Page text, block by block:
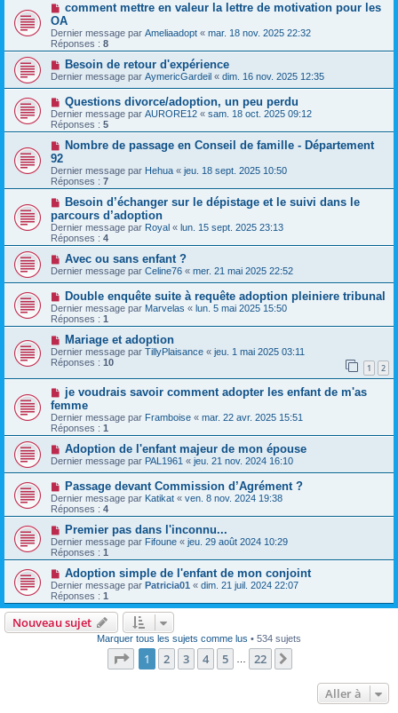
comment mettre en valeur la lettre de motivation pour les
OA
Dernier message par Ameliaadopt « mar. 18 nov. 2025 22:32
Réponses : 8
Besoin de retour d'expérience
Dernier message par AymericGardeil « dim. 16 nov. 2025 12:35
Questions divorce/adoption, un peu perdu
Dernier message par AURORE12 « sam. 18 oct. 2025 09:12
Réponses : 5
Nombre de passage en Conseil de famille - Département
92
Dernier message par Hehua « jeu. 18 sept. 2025 10:50
Réponses : 7
Besoin d’échanger sur le dépistage et le suivi dans le
parcours d’adoption
Dernier message par Royal « lun. 15 sept. 2025 23:13
Réponses : 4
Avec ou sans enfant ?
Dernier message par Celine76 « mer. 21 mai 2025 22:52
Double enquête suite à requête adoption pleiniere tribunal
Dernier message par Marvelas « lun. 5 mai 2025 15:50
Réponses : 1
Mariage et adoption
Dernier message par TillyPlaisance « jeu. 1 mai 2025 03:11
Réponses : 10 1 2
je voudrais savoir comment adopter les enfant de m'as
femme
Dernier message par Framboise « mar. 22 avr. 2025 15:51
Réponses : 1
Adoption de l'enfant majeur de mon épouse
Dernier message par PAL1961 « jeu. 21 nov. 2024 16:10
Passage devant Commission d’Agrément ?
Dernier message par Katikat « ven. 8 nov. 2024 19:38
Réponses : 4
Premier pas dans l'inconnu...
Dernier message par Fifoune « jeu. 29 août 2024 10:29
Réponses : 1
Adoption simple de l'enfant de mon conjoint
Dernier message par Patricia01 « dim. 21 juil. 2024 22:07
Réponses : 1
Nouveau sujet
Marquer tous les sujets comme lus • 534 sujets
Page 1sur22
1 2 3 4 5 22
Aller à